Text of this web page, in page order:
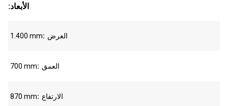
:الأبعاد
1.400 mm العرض
700 mm العمق
870 mm الارتفاع